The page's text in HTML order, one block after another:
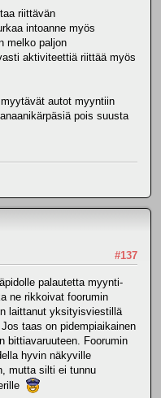
riittävän
intoanne myös
melko paljon
aktiviteettiä riittää myös
autot myyntiin
pois suusta
#137
palautetta myynti-
ne rikkoivat foorumin
laittanut yksityisviestillä
taas on pidempiaikainen
bittiavaruuteen. Foorumin
hyvin näkyville
mutta silti ei tunnu